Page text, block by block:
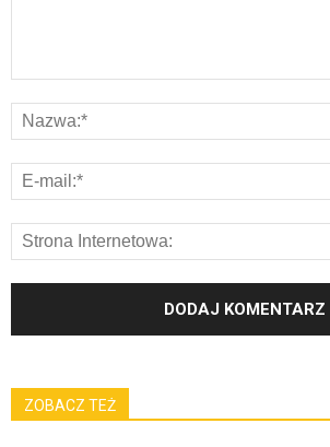
ZOBACZ TEŻ